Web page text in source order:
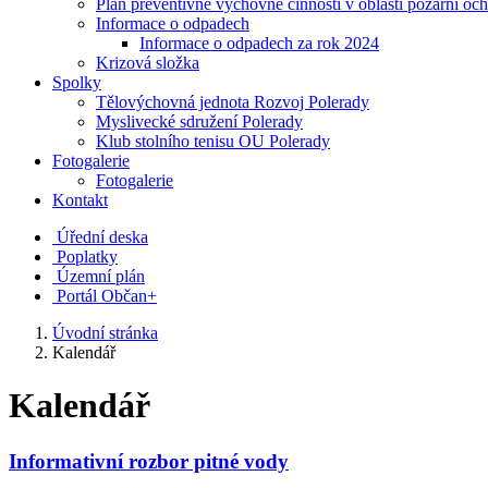
Plán preventivně výchovné činnosti v oblasti požární
Informace o odpadech
Informace o odpadech za rok 2024
Krizová složka
Spolky
Tělovýchovná jednota Rozvoj Polerady
Myslivecké sdružení Polerady
Klub stolního tenisu OU Polerady
Fotogalerie
Fotogalerie
Kontakt
Úřední deska
Poplatky
Územní plán
Portál Občan+
Úvodní stránka
Kalendář
Kalendář
Informativní rozbor pitné vody